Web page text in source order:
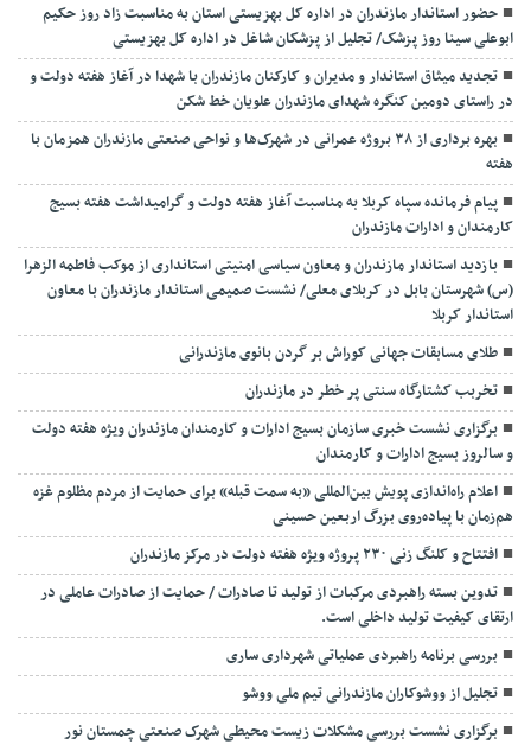
حضور استاندار مازندران در اداره کل بهزیستی استان به مناسبت زاد روز حکیم
ابوعلی سینا روز پزشک/ تجلیل از پزشکان شاغل در اداره کل بهزیستی
تجدید میثاق استاندار و مدیران و کارکنان مازندران با شهدا در آغاز هفته دولت و
در راستای دومین کنگره شهدای مازندران علویان خط شکن
بهره برداری از ۳۸ بروژه عمرانی در شهرک‌ها و نواحی صنعتی مازندران همزمان با
هفته
پیام فرمانده سپاه کربلا به مناسبت آغاز هفته دولت و گرامیداشت هفته بسیج
کارمندان و ادارات مازندران
بازدید استاندار مازندران و معاون سیاسی امنیتی استانداری از موکب فاطمه الزهرا
(س) شهرستان بابل در کربلای معلی/ نشست صمیمی استاندار مازندران با معاون
استاندار کربلا
طلای مسابقات جهانی کوراش بر گردن بانوی مازندرانی
تخربب کشتارگاه سنتی پر خطر در مازندران
برگزاری نشست خبری سازمان بسیج ادارات و کارمندان مازندران ویژه هفته دولت
و سالروز بسیج ادارات و کارمندان
اعلام راه‌اندازی پویش بین‌المللی «به سمت قبله» برای حمایت از مردم مظلوم غزه
هم‌زمان با پیاده‌روی بزرگ اربعین حسینی
افتتاح و کلنگ زنی ۲۳۰ پروژه ویژه هفته دولت در مرکز مازندران
تدوین بسته راهبردی مرکبات از تولید تا صادرات / حمایت از صادرات عاملی در
ارتقای کیفیت تولید داخلی است.
بررسی برنامه راهبردی عملیاتی شهرداری ساری
تجلیل از ووشوکاران مازندرانی تیم ملی ووشو
برگزاری نشست بررسی مشکلات زیست محیطی شهرک صنعتی چمستان نور